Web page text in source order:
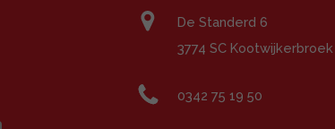
De Standerd 6
3774 SC Kootwijkerbroek
0342 75 19 50